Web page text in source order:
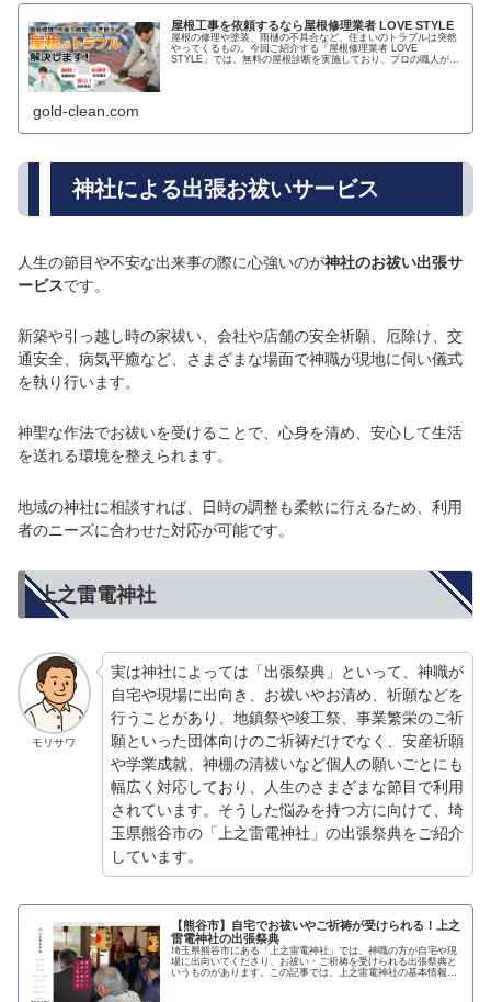
屋根工事を依頼するなら屋根修理業者 LOVE STYLE
屋根の修理や塗装、雨樋の不具合など、住まいのトラブルは突然
やってくるもの。今回ご紹介する「屋根修理業者 LOVE
STYLE」では、無料の屋根診断を実施しており、プロの職人が現
gold-clean.com
神社による出張お祓いサービス
人生の節目や不安な出来事の際に心強いのが神社のお祓い出張サ
ービスです。
新築や引っ越し時の家祓い、会社や店舗の安全祈願、厄除け、交
通安全、病気平癒など、さまざまな場面で神職が現地に伺い儀式
を執り行います。
神聖な作法でお祓いを受けることで、心身を清め、安心して生活
を送れる環境を整えられます。
地域の神社に相談すれば、日時の調整も柔軟に行えるため、利用
者のニーズに合わせた対応が可能です。
上之雷電神社
モリサワ
実は神社によっては「出張祭典」といって、神職が
自宅や現場に出向き、お祓いやお清め、祈願などを
行うことがあり、地鎮祭や竣工祭、事業繁栄のご祈
願といった団体向けのご祈祷だけでなく、安産祈願
や学業成就、神棚の清祓いなど個人の願いごとにも
幅広く対応しており、人生のさまざまな節目で利用
されています。そうした悩みを持つ方に向けて、埼
玉県熊谷市の「上之雷電神社」の出張祭典をご紹介
しています。
【熊谷市】自宅でお祓いやご祈祷が受けられる！上之
雷電神社の出張祭典
埼玉県熊谷市にある「上之雷電神社」では、神職の方が自宅や現
場に出向いてくださり、お祓い・ご祈祷を受けられる出張祭典と
いうものがあります。この記事では、上之雷電神社の基本情報か